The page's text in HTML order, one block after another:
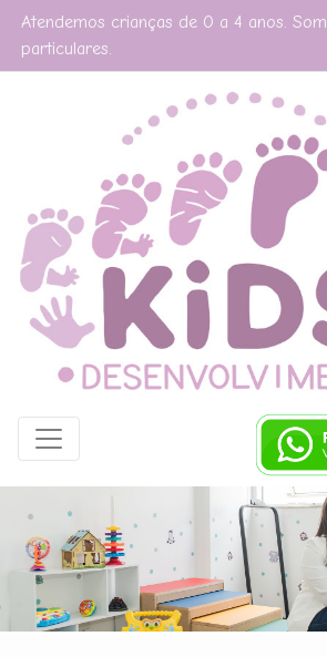
Atendemos crianças de 0 a 4 anos.
particulares.